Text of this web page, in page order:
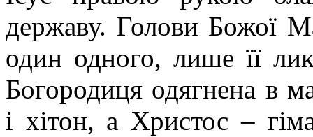
державу. Голови Божої
один одного, лише її
Богородиця одягнена в
і хітон, а Христос –